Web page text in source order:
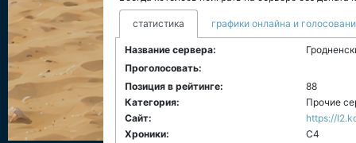
статистика графики онлайна и
Название сервера:
Проголосовать:
Позиция в рейтинге:
88
Категория:
Прочие
Сайт:
https://
Хроники:
C4